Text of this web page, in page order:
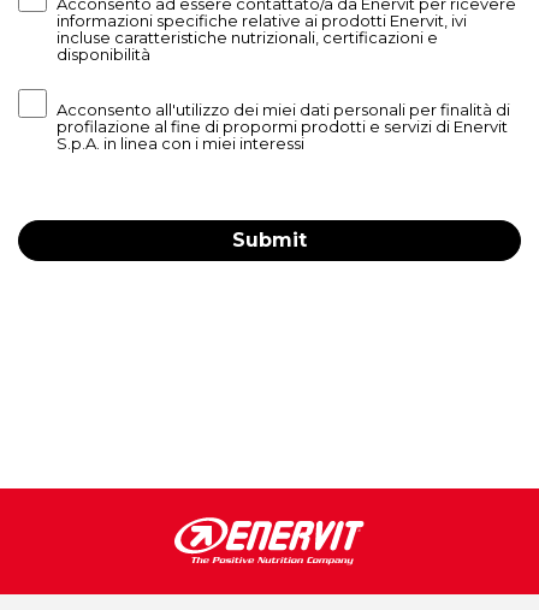
informazioni specifiche relative ai prodotti Enervit, ivi
incluse caratteristiche nutrizionali, certificazioni e
disponibilità
Acconsento all'utilizzo dei miei dati personali per finalità di
profilazione al fine di propormi prodotti e servizi di Enervit
S.p.A. in linea con i miei interessi
Submit